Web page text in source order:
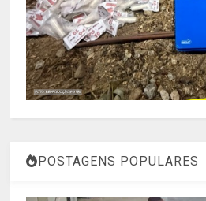
POSTAGENS POPULARES